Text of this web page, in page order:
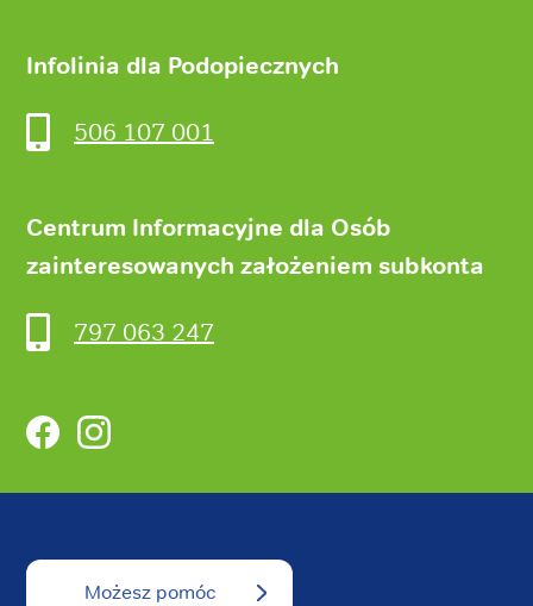
Infolinia dla Podopiecznych
506 107 001
Centrum Informacyjne dla Osób
zainteresowanych założeniem subkonta
797 063 247
FacebookInstagram
Możesz pomóc